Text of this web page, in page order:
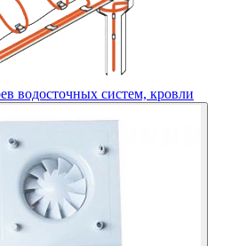
водосточных систем, кровли